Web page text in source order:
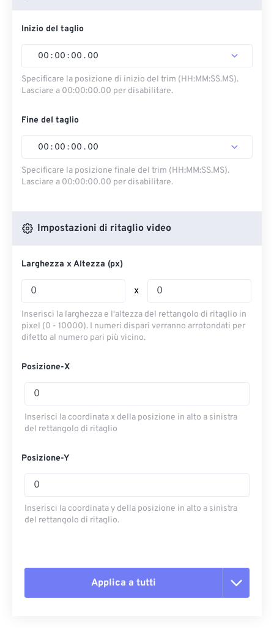
Inizio del taglio
00 : 00 : 00 . 00
Specificare la posizione di inizio del trim (HH:MM:SS.MS).
Lasciare a 00:00:00.00 per disabilitare.
Fine del taglio
00 : 00 : 00 . 00
Specificare la posizione finale del trim (HH:MM:SS.MS).
Lasciare a 00:00:00.00 per disabilitare.
Impostazioni di ritaglio video
Larghezza x Altezza (px)
x
Inserisci la larghezza e l'altezza del rettangolo di ritaglio in
pixel (0 - 10000). I numeri dispari verranno arrotondati per
difetto al numero pari più vicino.
Posizione-X
Inserisci la coordinata x della posizione in alto a sinistra
del rettangolo di ritaglio
Posizione-Y
Inserisci la coordinata y della posizione in alto a sinistra
del rettangolo di ritaglio.
Applica a tutti